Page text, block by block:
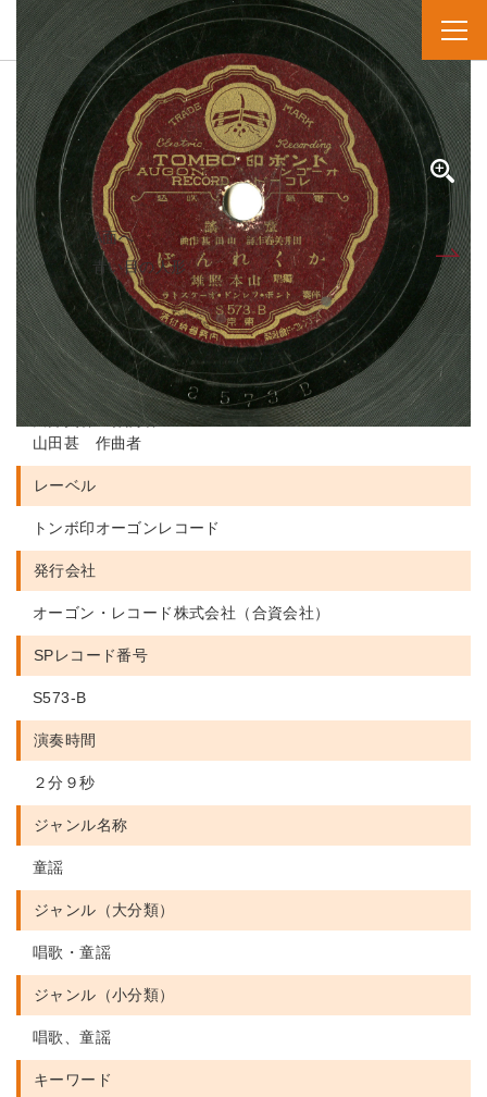
SPレコード
カクレンボ
資料番号：SPH2991301500B
かくれんぼ
B面
A面へ
青い目の人形
人名・団体名
山本照雄 実演家
トンボ・フレンド・オーケストラ 演奏者
田井美春 作詞者
山田甚 作曲者
レーベル
トンボ印オーゴンレコード
発行会社
オーゴン・レコード株式会社（合資会社）
SPレコード番号
S573-B
演奏時間
２分９秒
ジャンル名称
童謡
ジャンル（大分類）
唱歌・童謡
ジャンル（小分類）
唱歌、童謡
キーワード